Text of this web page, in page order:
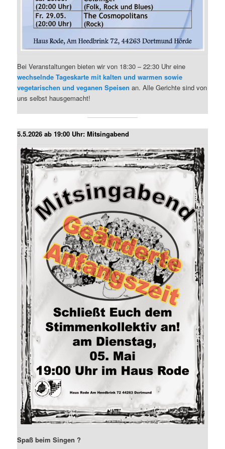
Bei Veranstaltungen bieten wir von 18:30 – 22:30 Uhr eine
wechselnde Tageskarte mit kalten und warmen sowie
vegetarischen und veganen Speisen an. Alle Gerichte sind von
uns selbst hausgemacht!
5.5.2026 ab 19:00 Uhr: Mitsingabend
Spaß beim Singen ?